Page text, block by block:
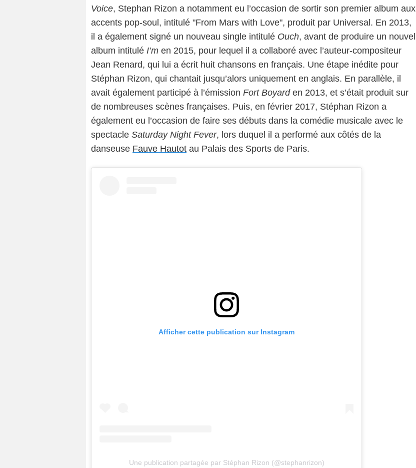
Voice, Stephan Rizon a notamment eu l’occasion de sortir son premier album aux
accents pop-soul, intitulé "From Mars with Love", produit par Universal. En 2013,
il a également signé un nouveau single intitulé Ouch, avant de produire un nouvel
album intitulé I’m en 2015, pour lequel il a collaboré avec l’auteur-compositeur
Jean Renard, qui lui a écrit huit chansons en français. Une étape inédite pour
Stéphan Rizon, qui chantait jusqu’alors uniquement en anglais. En parallèle, il
avait également participé à l’émission Fort Boyard en 2013, et s’était produit sur
de nombreuses scènes françaises. Puis, en février 2017, Stéphan Rizon a
également eu l’occasion de faire ses débuts dans la comédie musicale avec le
spectacle Saturday Night Fever, lors duquel il a performé aux côtés de la
danseuse Fauve Hautot au Palais des Sports de Paris.
Afficher cette publication sur Instagram
Une publication partagée par Stéphan Rizon (@stephanrizon)